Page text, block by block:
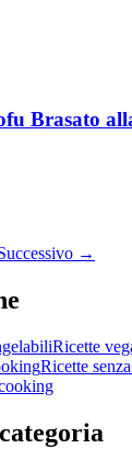
Brasato
→
Ricette
Ricette